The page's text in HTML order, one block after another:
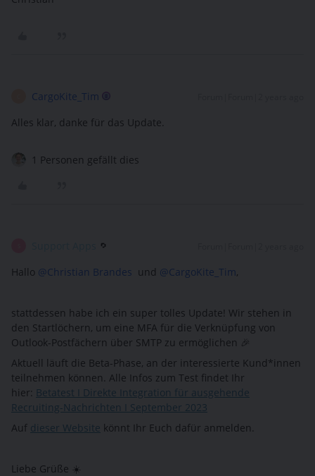
CargoKite_Tim
Alles klar, danke für das Update.
1 Personen gefällt dies
Hallo @Christian Brandes und @CargoKite_Tim,
stattdessen habe ich ein super tolles Update! Wir stehen in
den Startlöchern, um eine MFA für die Verknüpfung von
Outlook-Postfächern über SMTP zu ermöglichen 🎉
Aktuell läuft die Beta-Phase, an der interessierte Kund*innen
teilnehmen können. Alle Infos zum Test findet Ihr
hier: Betatest I Direkte Integration für ausgehende
Recruiting-Nachrichten I September 2023
Auf dieser Website könnt Ihr Euch dafür anmelden.
Liebe Grüße ☀️